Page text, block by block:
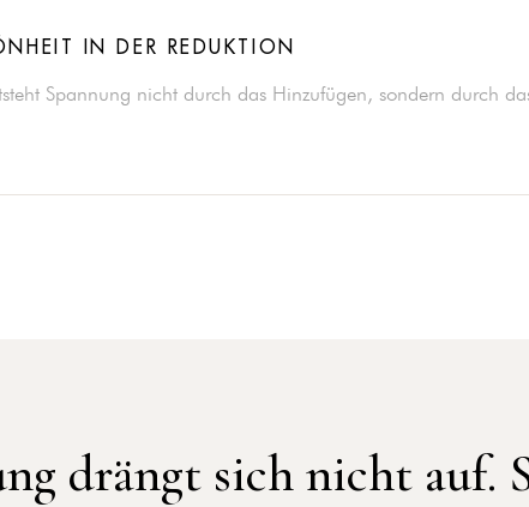
IN DER REDUKTION
Spannung nicht durch das Hinzufügen, sondern durch
drängt sich nicht auf.